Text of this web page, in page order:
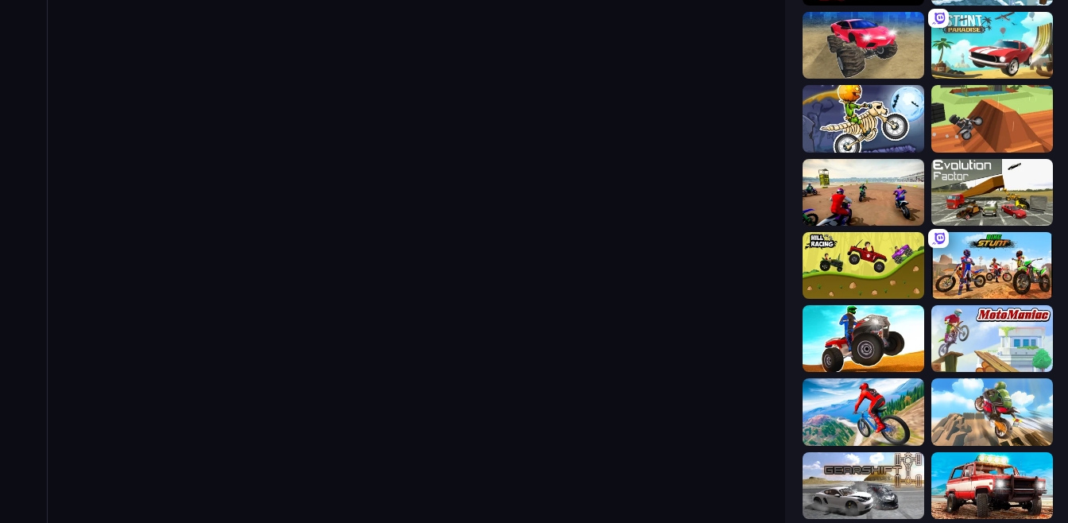
Stunt Paradise
Moto X3M 6: Spooky Land Blocky Trials
Super MX - The Champion Evolution Factor
Hill Racing Bike Stunts Race Bike Games 3D
ATV Ultimate Offroad Moto Maniac
Riders Downhill Racing Cartoon Moto Stunt
Gearshift One Offroad Masters Challenge